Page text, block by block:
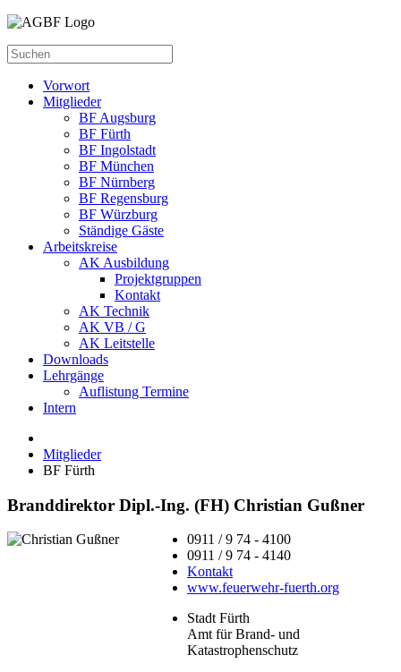
Vorwort
Mitglieder
BF Augsburg
BF Fürth
BF Ingolstadt
BF München
BF Nürnberg
BF Regensburg
BF Würzburg
Ständige Gäste
Arbeitskreise
AK Ausbildung
Projektgruppen
Kontakt
AK Technik
AK VB / G
AK Leitstelle
Downloads
Lehrgänge
Auflistung Termine
Intern
Mitglieder
BF Fürth
Branddirektor Dipl.-Ing. (FH) Christian Gußner
0911 / 9 74 - 4100
0911 / 9 74 - 4140
Kontakt
www.feuerwehr-fuerth.org
Stadt Fürth
Amt für Brand- und
Katastrophenschutz